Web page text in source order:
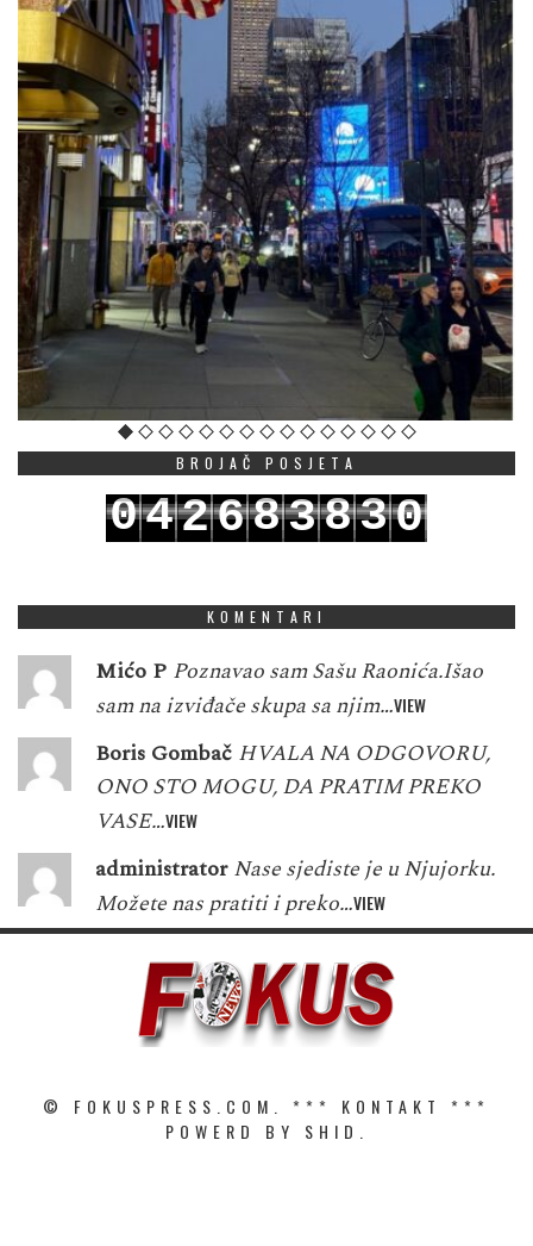
BROJAČ POSJETA
042683830
KOMENTARI
Mićo P Poznavao sam Sašu Raonića.Išao
sam na izviđače skupa sa njim…VIEW
Boris Gombač HVALA NA ODGOVORU,
ONO STO MOGU, DA PRATIM PREKO
VASE…VIEW
administrator Nase sjediste je u Njujorku.
Možete nas pratiti i preko…VIEW
© FOKUSPRESS.COM. *** KONTAKT
***
POWERD BY SHID.